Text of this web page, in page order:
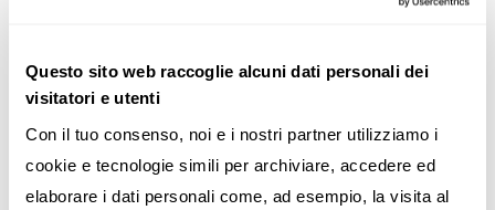
Questo sito web raccoglie alcuni dati personali dei
visitatori e utenti
Con il tuo consenso, noi e i nostri partner utilizziamo i
cookie e tecnologie simili per archiviare, accedere ed
elaborare i dati personali come, ad esempio, la visita al